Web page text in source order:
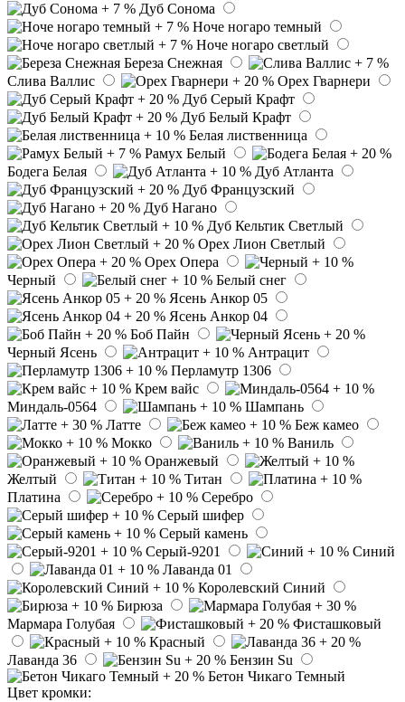
Дуб Сонома
Ноче ногаро темный
Ноче ногаро светлый
Береза Снежная
Слива Валлис
Орех Гварнери
Дуб Серый Крафт
Дуб Белый Крафт
Белая лиственница
Рамух Белый
Бодега Белая
Дуб Атланта
Дуб Французский
Дуб Нагано
Дуб Кельтик Светлый
Орех Лион Светлый
Орех Опера
Черный
Белый снег
Ясень Анкор 05
Ясень Анкор 04
Боб Пайн
Черный Ясень
Антрацит
Перламутр 1306
Крем вайс
Миндаль-0564
Шампань
Латте
Беж камео
Мокко
Ваниль
Оранжевый
Желтый
Титан
Платина
Серебро
Серый шифер
Серый камень
Серый-9201
Синий
Лаванда 01
Королевский Синий
Бирюза
Мармара Голубая
Фисташковый
Красный
Лаванда 36
Бензин Su
Бетон Чикаго Темный
Цвет кромки: